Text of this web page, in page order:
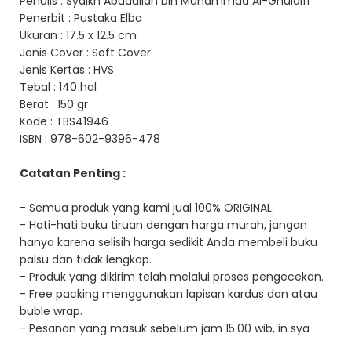
Penerbit : Pustaka Elba
Ukuran : 17.5 x 12.5 cm
Jenis Cover : Soft Cover
Jenis Kertas : HVS
Tebal : 140 hal
Berat : 150 gr
Kode : TBS41946
ISBN : 978-602-9396-478
Catatan Penting :
- Semua produk yang kami jual 100% ORIGINAL.
- Hati-hati buku tiruan dengan harga murah, jangan
hanya karena selisih harga sedikit Anda membeli buku
palsu dan tidak lengkap.
- Produk yang dikirim telah melalui proses pengecekan.
- Free packing menggunakan lapisan kardus dan atau
buble wrap.
- Pesanan yang masuk sebelum jam 15.00 wib, in sya